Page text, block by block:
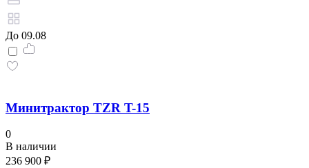
До 09.08
Минитрактор TZR T-15
0
В наличии
236 900 ₽